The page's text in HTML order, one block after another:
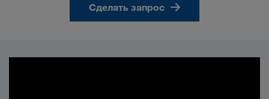
Сделать запрос